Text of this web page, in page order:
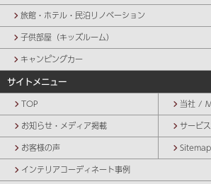
旅館・ホテル・民泊リノベーション
子供部屋（キッズルーム）
キャンピングカー
サイトメニュー
TOP
当社 /
お知らせ・メディア掲載
サービ
お客様の声
Sitemap
インテリアコーディネート事例